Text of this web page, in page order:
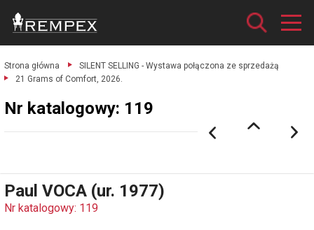
Strona główna
SILENT SELLING - Wystawa połączona ze sprzedażą
21 Grams of Comfort, 2026.
Nr katalogowy: 119
Paul VOCA (ur. 1977)
Nr katalogowy: 119